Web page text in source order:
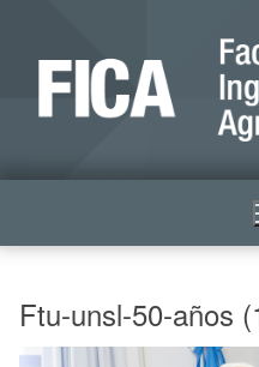
Ftu-unsl-50-años